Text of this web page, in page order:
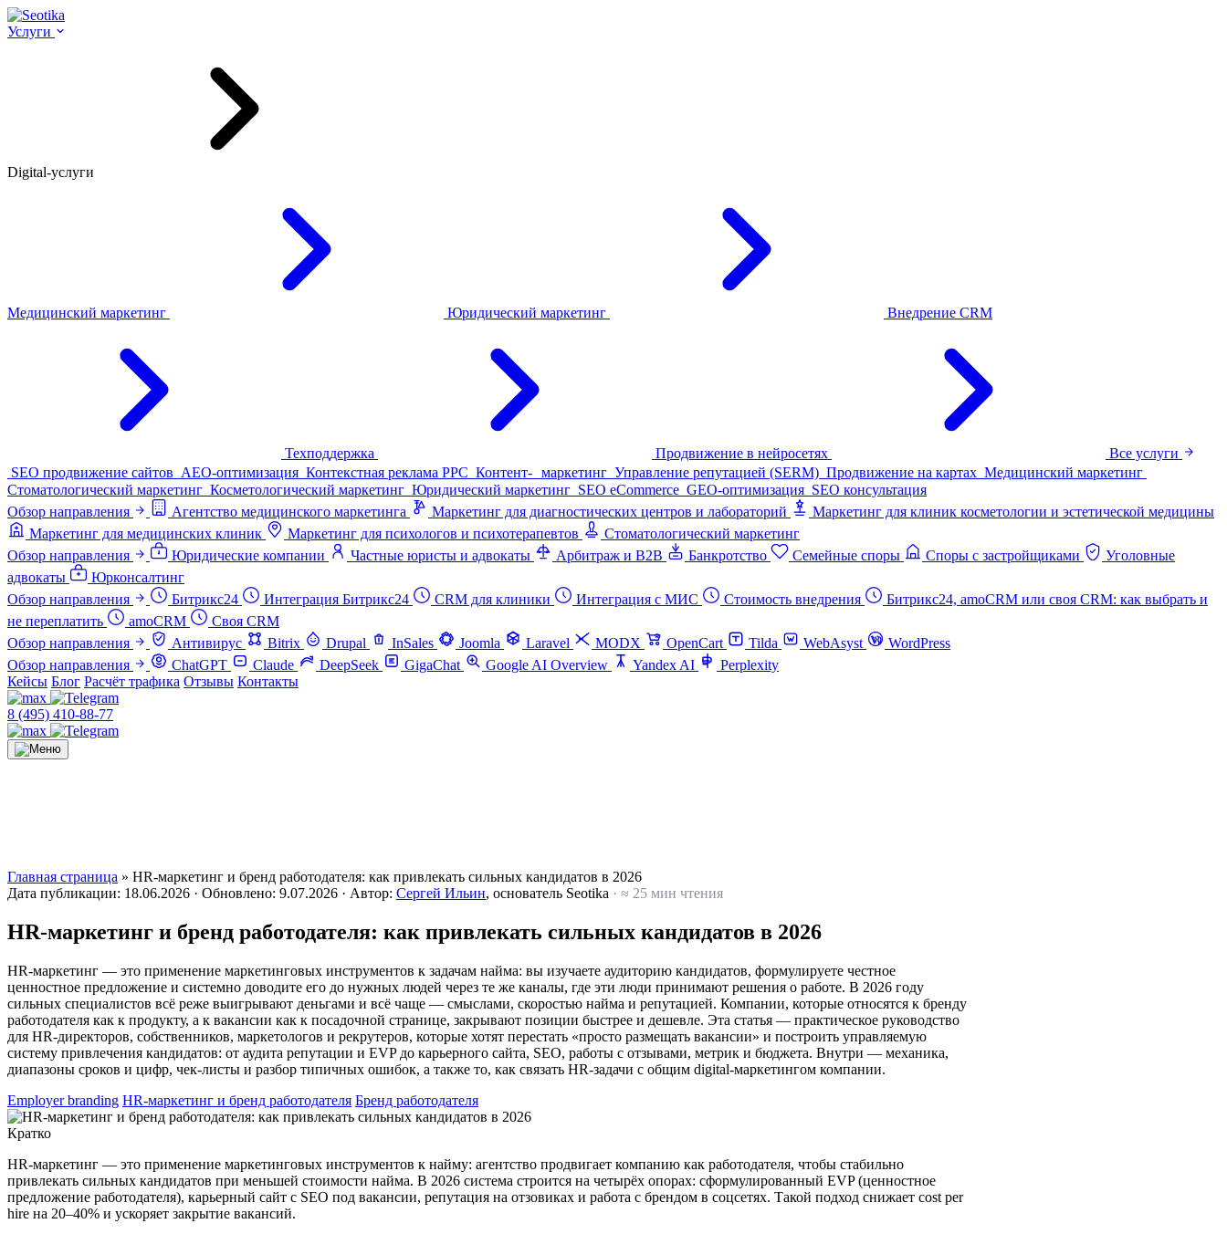
Услуги
Digital-услуги
Медицинский маркетинг Юридический маркетинг Внедрение CRM
Техподдержка Продвижение в нейросетях
Все услуги
SEO продвижение сайтов AEO-оптимизация Контекстная реклама PPC Контент- маркетинг Управление репутацией (SERM) Продвижение на картах Медицинский маркетинг
Стоматологический маркетинг Косметологический маркетинг Юридический маркетинг SEO eCommerce GEO-оптимизация SEO консультация
Обзор направления
Агентство медицинского маркетинга Маркетинг для диагностических центров и лабораторий
Маркетинг для клиник косметологии и эстетической медицины
Маркетинг для медицинских клиник
Маркетинг для психологов и психотерапевтов
Стоматологический маркетинг
Обзор направления
Юридические компании Частные юристы и адвокаты Арбитраж и B2B Банкротство Семейные споры Споры с застройщиками
Уголовные
адвокаты
Юрконсалтинг
Обзор направления
Битрикс24 Интеграция Битрикс24 CRM для клиники Интеграция с МИС Стоимость внедрения
Битрикс24, amoCRM или своя CRM: как выбрать и
не переплатить
amoCRM
Своя CRM
Обзор направления
Антивирус Bitrix Drupal InSales Joomla Laravel MODX OpenCart Tilda WebAsyst
WordPress
Обзор направления
ChatGPT Claude DeepSeek GigaChat Google AI Overview Yandex AI
Perplexity
Кейсы Блог Расчёт трафика Отзывы Контакты
8 (495) 410-88-77
Главная страница » HR-маркетинг и бренд работодателя: как привлекать сильных кандидатов в 2026
Дата публикации: 18.06.2026 · Обновлено: 9.07.2026 · Автор: Сергей Ильин, основатель Seotika · ≈ 25 мин чтения
HR-маркетинг и бренд работодателя: как привлекать сильных кандидатов в 2026
HR-маркетинг — это применение маркетинговых инструментов к задачам найма: вы изучаете аудиторию кандидатов, формулируете честное
ценностное предложение и системно доводите его до нужных людей через те же каналы, где эти люди принимают решения о работе. В 2026 году
сильных специалистов всё реже выигрывают деньгами и всё чаще — смыслами, скоростью найма и репутацией. Компании, которые относятся к бренду
работодателя как к продукту, а к вакансии как к посадочной странице, закрывают позиции быстрее и дешевле. Эта статья — практическое руководство
для HR-директоров, собственников, маркетологов и рекрутеров, которые хотят перестать «просто размещать вакансии» и построить управляемую
систему привлечения кандидатов: от аудита репутации и EVP до карьерного сайта, SEO, работы с отзывами, метрик и бюджета. Внутри — механика,
диапазоны сроков и цифр, чек-листы и разбор типичных ошибок, а также то, как связать HR-задачи с общим digital-маркетингом компании.
Employer branding HR-маркетинг и бренд работодателя Бренд работодателя
Кратко
HR-маркетинг — это применение маркетинговых инструментов к найму: агентство продвигает компанию как работодателя, чтобы стабильно
привлекать сильных кандидатов при меньшей стоимости найма. В 2026 система строится на четырёх опорах: сформулированный EVP (ценностное
предложение работодателя), карьерный сайт с SEO под вакансии, репутация на отзовиках и работа с брендом в соцсетях. Такой подход снижает cost per
hire на 20–40% и ускоряет закрытие вакансий.